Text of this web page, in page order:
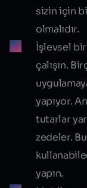
sizin için
olmalıdır.
İşlevsel
çalışın.
yapıyor.
tutarlar
zedeler.
yapın.